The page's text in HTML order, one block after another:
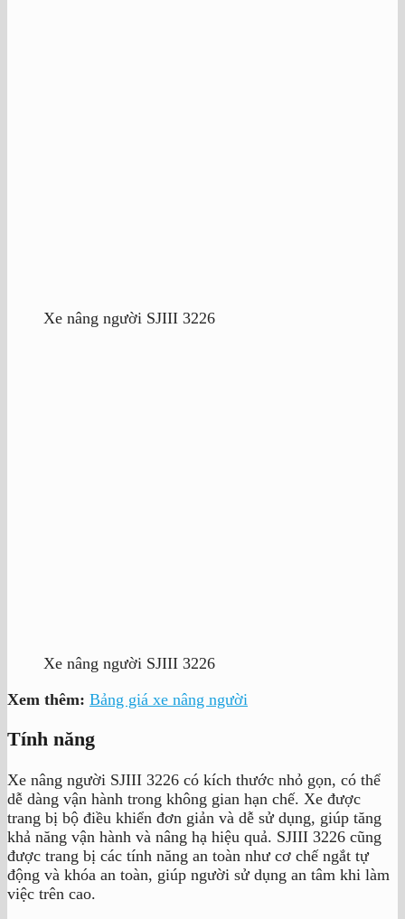
Xe nâng người SJIII 3226
Xe nâng người SJIII 3226
Xem thêm: Bảng giá xe nâng người
Tính năng
Xe nâng người SJIII 3226 có kích thước nhỏ gọn, có thể
dễ dàng vận hành trong không gian hạn chế. Xe được
trang bị bộ điều khiển đơn giản và dễ sử dụng, giúp tăng
khả năng vận hành và nâng hạ hiệu quả. SJIII 3226 cũng
được trang bị các tính năng an toàn như cơ chế ngắt tự
động và khóa an toàn, giúp người sử dụng an tâm khi làm
việc trên cao.